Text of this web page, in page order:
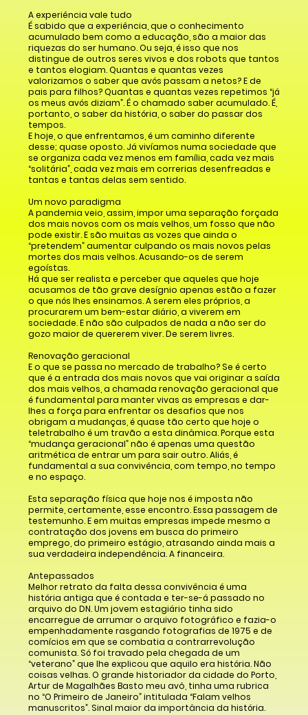
A experiência vale tudo
É sabido que a experiência, que o conhecimento
acumulado bem como a educação, são a maior das
riquezas do ser humano. Ou seja, é isso que nos
distingue de outros seres vivos e dos robots que tantos
e tantos elogiam. Quantas e quantas vezes
valorizamos o saber que avós passam a netos? E de
pais para filhos? Quantas e quantas vezes repetimos “já
os meus avós diziam”. É o chamado saber acumulado. É,
portanto, o saber da história, o saber do passar dos
tempos.
E hoje, o que enfrentamos, é um caminho diferente
desse; quase oposto. Já vivíamos numa sociedade que
se organiza cada vez menos em família, cada vez mais
“solitária”, cada vez mais em correrias desenfreadas e
tantas e tantas delas sem sentido.
Um novo paradigma
A pandemia veio, assim, impor uma separação forçada
dos mais novos com os mais velhos, um fosso que não
pode existir. E são muitas as vozes que ainda o
“pretendem” aumentar culpando os mais novos pelas
mortes dos mais velhos. Acusando-os de serem
egoístas.
Há que ser realista e perceber que aqueles que hoje
acusamos de tão grave desígnio apenas estão a fazer
o que nós lhes ensinamos. A serem eles próprios, a
procurarem um bem-estar diário, a viverem em
sociedade. E não são culpados de nada a não ser do
gozo maior de quererem viver. De serem livres.
Renovação geracional
E o que se passa no mercado de trabalho? Se é certo
que é a entrada dos mais novos que vai originar a saída
dos mais velhos, a chamada renovação geracional que
é fundamental para manter vivas as empresas e dar-
lhes a força para enfrentar os desafios que nos
obrigam a mudanças, é quase tão certo que hoje o
teletrabalho é um travão a esta dinâmica. Porque esta
“mudança geracional” não é apenas uma questão
aritmética de entrar um para sair outro. Aliás, é
fundamental a sua convivência, com tempo, no tempo
e no espaço.
Esta separação física que hoje nos é imposta não
permite, certamente, esse encontro. Essa passagem de
testemunho. E em muitas empresas impede mesmo a
contratação dos jovens em busca do primeiro
emprego, do primeiro estágio, atrasando ainda mais a
sua verdadeira independência. A financeira.
Antepassados
Melhor retrato da falta dessa convivência é uma
história antiga que é contada e ter-se-á passado no
arquivo do DN. Um jovem estagiário tinha sido
encarregue de arrumar o arquivo fotográfico e fazia-o
empenhadamente rasgando fotografias de 1975 e de
comícios em que se combatia a contrarrevolução
comunista. Só foi travado pela chegada de um
“veterano” que lhe explicou que aquilo era história. Não
coisas velhas. O grande historiador da cidade do Porto,
Artur de Magalhães Basto meu avô, tinha uma rubrica
no “O Primeiro de Janeiro” intitulada “Falam velhos
manuscritos”. Sinal maior da importância da história.